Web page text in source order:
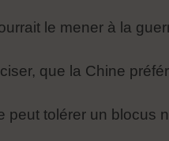
le mener à la
que la Chine
peut tolérer un blocus